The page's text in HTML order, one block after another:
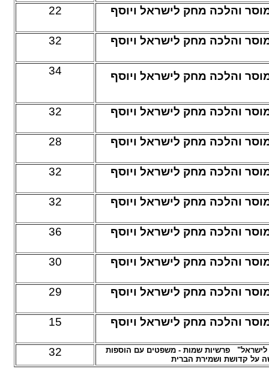
22 מוסר והלכה מחק לישראל ויוסף
32 מוסר והלכה מחק לישראל ויוסף
34 מוסר והלכה מחק לישראל ויוסף
32 מוסר והלכה מחק לישראל ויוסף
28 מוסר והלכה מחק לישראל ויוסף
32 מוסר והלכה מחק לישראל ויוסף
32 מוסר והלכה מחק לישראל ויוסף
36 מוסר והלכה מחק לישראל ויוסף
30 מוסר והלכה מחק לישראל ויוסף
29 מוסר והלכה מחק לישראל ויוסף
15 מוסר והלכה מחק לישראל ויוסף
32
לישראל" פרשיות שמות - משפטים עם הוספות
על קדושת ושמירת הברית